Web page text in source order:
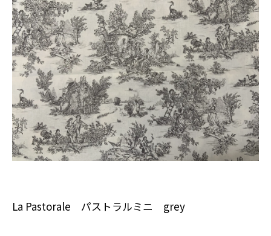
La Pastorale パストラルミニ grey